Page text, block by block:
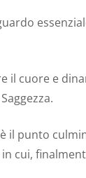
il cuore e
il punto
cui,